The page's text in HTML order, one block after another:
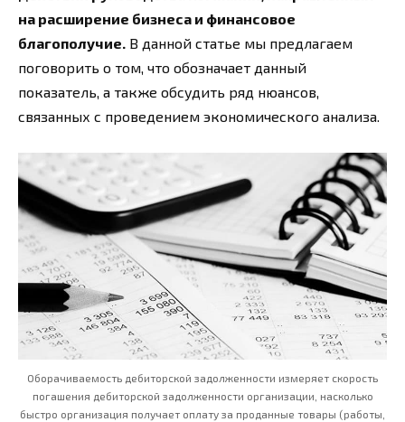
на расширение бизнеса и финансовое
благополучие. В данной статье мы предлагаем
поговорить о том, что обозначает данный
показатель, а также обсудить ряд нюансов,
связанных с проведением экономического анализа.
Оборачиваемость дебиторской задолженности измеряет скорость
погашения дебиторской задолженности организации, насколько
быстро организация получает оплату за проданные товары (работы,